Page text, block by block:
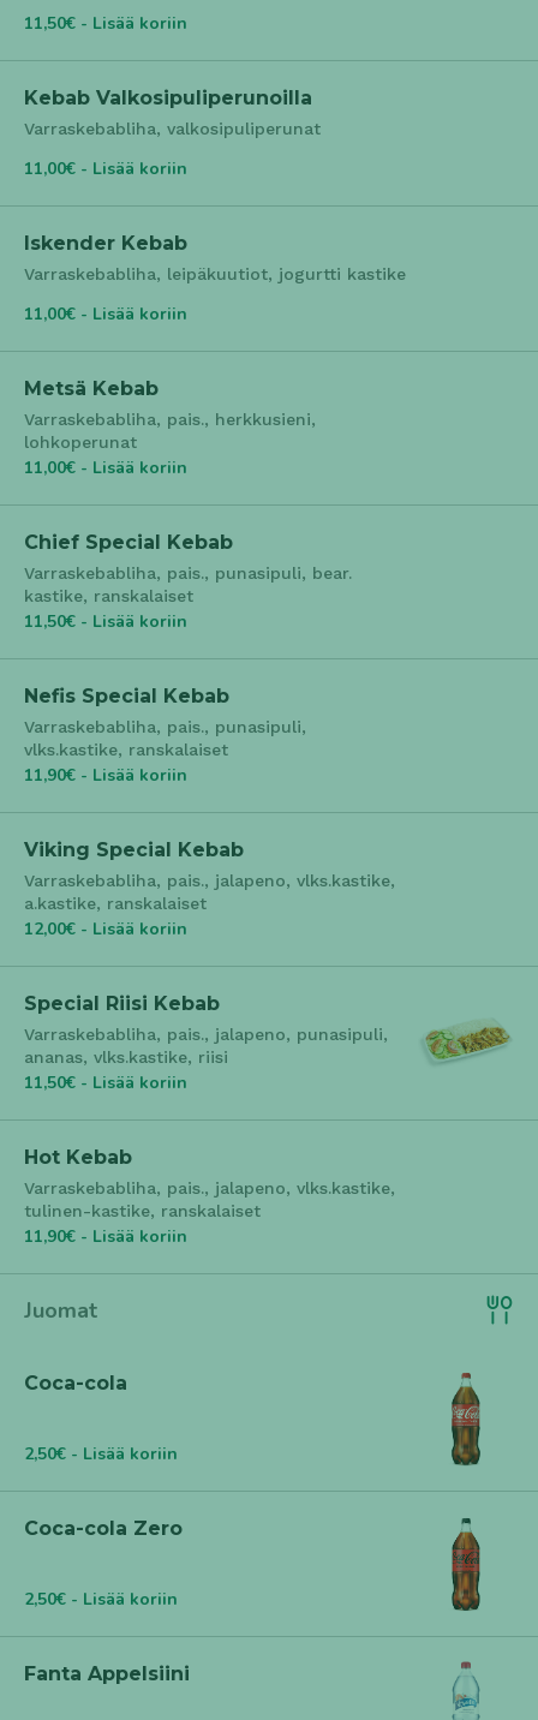
11,50€ - Lisää koriin
Kebab Valkosipuliperunoilla
Varraskebabliha, valkosipuliperunat
11,00€ - Lisää koriin
Iskender Kebab
Varraskebabliha, leipäkuutiot, jogurtti kastike
11,00€ - Lisää koriin
Metsä Kebab
Varraskebabliha, pais., herkkusieni,
lohkoperunat
11,00€ - Lisää koriin
Chief Special Kebab
Varraskebabliha, pais., punasipuli, bear.
kastike, ranskalaiset
11,50€ - Lisää koriin
Nefis Special Kebab
Varraskebabliha, pais., punasipuli,
vlks.kastike, ranskalaiset
11,90€ - Lisää koriin
Viking Special Kebab
Varraskebabliha, pais., jalapeno, vlks.kastike,
a.kastike, ranskalaiset
12,00€ - Lisää koriin
Special Riisi Kebab
Varraskebabliha, pais., jalapeno, punasipuli,
ananas, vlks.kastike, riisi
11,50€ - Lisää koriin
Hot Kebab
Varraskebabliha, pais., jalapeno, vlks.kastike,
tulinen-kastike, ranskalaiset
11,90€ - Lisää koriin
Juomat
Coca-cola
2,50€ - Lisää koriin
Coca-cola Zero
2,50€ - Lisää koriin
Fanta Appelsiini